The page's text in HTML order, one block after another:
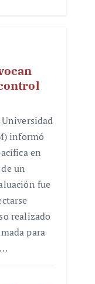
informó
en
un
fue
realizado
para